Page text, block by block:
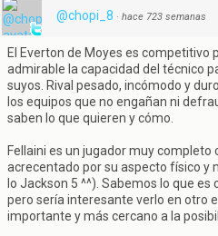
@chopi_8 · hace 723 semanas
El Everton de Moyes es competitivo
admirable la capacidad del técnico
suyos. Rival pesado, incómodo y
los equipos que no engañan ni
saben lo que quieren y cómo.
Fellaini es un jugador muy completo
acrecentado por su aspecto físico y
lo Jackson 5 ^^). Sabemos lo que
pero sería interesante verlo en otro
importante y más cercano a la